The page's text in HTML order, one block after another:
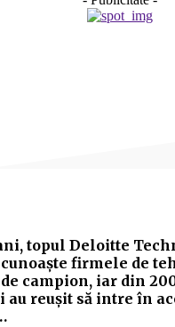
topul Deloitte
firmele de
campion, iar din
au reuşit să intre în